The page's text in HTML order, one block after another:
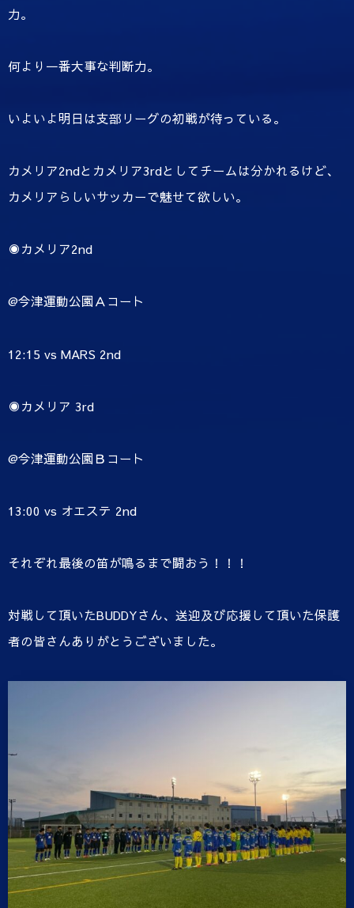
力。
何より一番大事な判断力。
いよいよ明日は支部リーグの初戦が待っている。
カメリア2ndとカメリア3rdとしてチームは分かれるけど、
カメリアらしいサッカーで魅せて欲しい。
◉カメリア2nd
@今津運動公園Ａコート
12:15 vs MARS 2nd
◉カメリア 3rd
@今津運動公園Ｂコート
13:00 vs オエステ 2nd
それぞれ最後の笛が鳴るまで闘おう！！！
対戦して頂いたBUDDYさん、送迎及び応援して頂いた保護
者の皆さんありがとうございました。